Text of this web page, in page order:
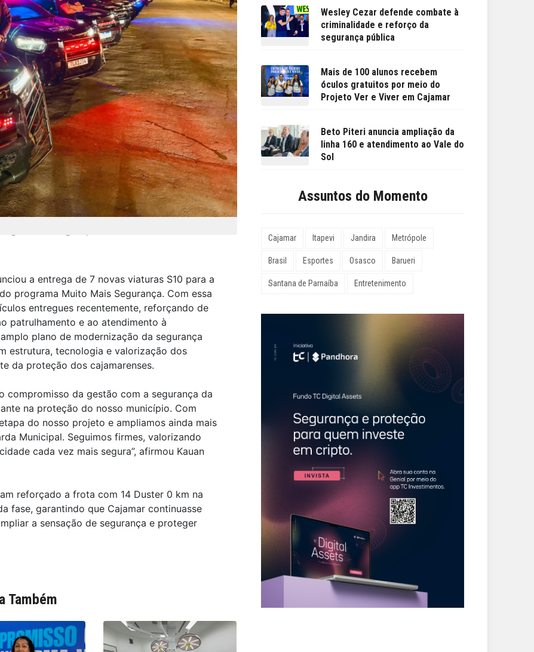
a entrega de 7 novas viaturas S10 para a
programa Muito Mais Segurança. Com essa
entregues recentemente, reforçando de
patrulhamento e ao atendimento à
plano de modernização da segurança
estrutura, tecnologia e valorização dos
da proteção dos cajamarenses.
compromisso da gestão com a segurança da
na proteção do nosso município. Com
do nosso projeto e ampliamos ainda mais
Municipal. Seguimos firmes, valorizando
cada vez mais segura”, afirmou Kauan
reforçado a frota com 14 Duster 0 km na
fase, garantindo que Cajamar continuasse
a sensação de segurança e proteger
Também
Wesley Cezar defende combate à
criminalidade e reforço da
segurança pública
Mais de 100 alunos recebem
óculos gratuitos por meio do
Projeto Ver e Viver em Cajamar
Beto Piteri anuncia ampliação da
linha 160 e atendimento ao Vale do
Sol
Assuntos do Momento
Cajamar Itapevi Jandira Metrópole
Brasil Esportes Osasco Barueri
Santana de Parnaíba Entretenimento